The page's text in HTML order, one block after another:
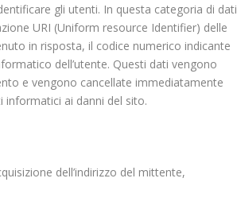
gli utenti. In questa categoria di dati
URI (Uniform resource Identifier) delle
in risposta, il codice numerico indicante
dell’utente. Questi dati vengono
e vengono cancellate immediatamente
informatici ai danni del sito.
dell’indirizzo del mittente,